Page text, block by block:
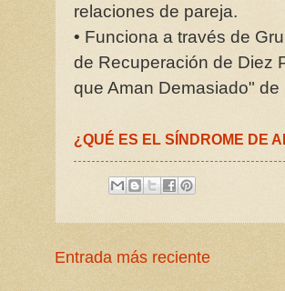
relaciones de pareja.
• Funciona a través de
de Recuperación de Diez
que Aman Demasiado"
¿QUÉ ES EL SÍNDROME DE
Entrada más reciente